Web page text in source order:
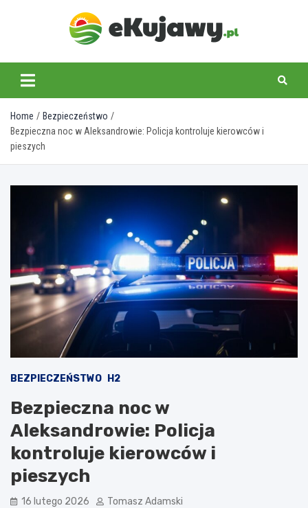
ekujawy.pl
Home
Bezpieczeństwo
Bezpieczna noc w Aleksandrowie: Policja kontroluje kierowców i
pieszych
BEZPIECZEŃSTWO H2
Bezpieczna noc w
Aleksandrowie: Policja
kontroluje kierowców i
pieszych
16 lutego 2026 Tomasz Adamski